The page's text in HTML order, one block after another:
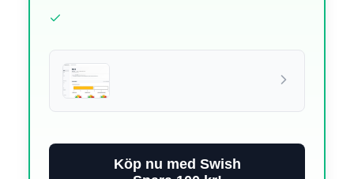
Köp nu med Swish